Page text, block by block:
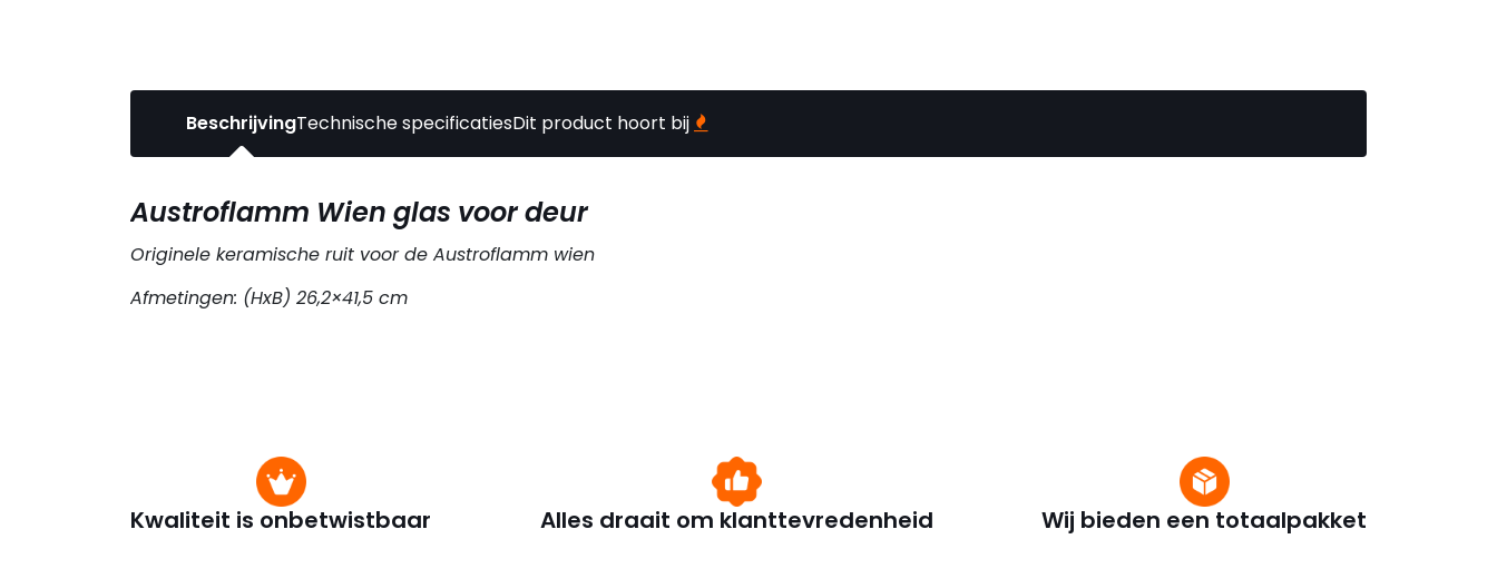
BeschrijvingTechnische specificatiesDit product hoort bij
Austroflamm Wien glas voor deur
Originele keramische ruit voor de Austroflamm wien
Afmetingen: (HxB) 26,2×41,5 cm
Kwaliteit is onbetwistbaar Alles draait om klanttevredenheid Wij bieden een totaalpakket